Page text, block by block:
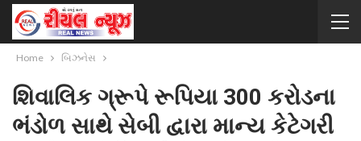
Home બિઝનેસ
શિવાલિક ગ્રૂપે રૂપિયા 300 કરોડના
ભંડોળ સાથે સેબી દ્વારા માન્ય કેટેગરી